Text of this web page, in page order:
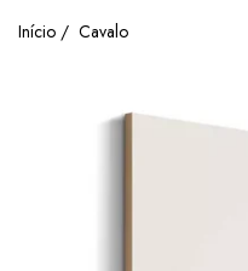
Frete grátis
Início / Cavalo